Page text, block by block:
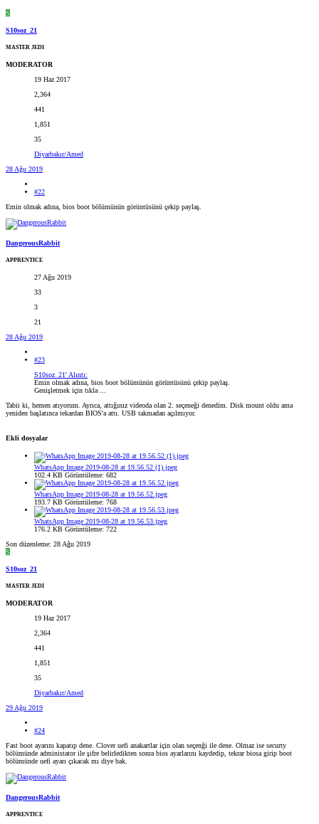
S
S10soz_21
MASTER JEDI
MODERATOR
19 Haz 2017
2,364
441
1,851
35
Diyarbakır/Amed
28 Ağu 2019
#22
Emin olmak adına, bios boot bölümünün görüntüsünü çekip paylaş.
DangerousRabbit
APPRENTICE
27 Ağu 2019
33
3
21
28 Ağu 2019
#23
S10soz_21' Alıntı:
Emin olmak adına, bios boot bölümünün görüntüsünü çekip paylaş.
Genişletmek için tıkla ...
Tabii ki, hemen atıyorum. Ayrıca, attığınız videoda olan 2. seçeneği denedim. Disk mount oldu ama
yeniden başlatınca tekardan BIOS'a attı. USB takmadan açılmıyor.
Ekli dosyalar
WhatsApp Image 2019-08-28 at 19.56.52 (1).jpeg
102.4 KB Görüntüleme: 682
WhatsApp Image 2019-08-28 at 19.56.52.jpeg
193.7 KB Görüntüleme: 768
WhatsApp Image 2019-08-28 at 19.56.53.jpeg
176.2 KB Görüntüleme: 722
Son düzenleme: 28 Ağu 2019
S
S10soz_21
MASTER JEDI
MODERATOR
19 Haz 2017
2,364
441
1,851
35
Diyarbakır/Amed
29 Ağu 2019
#24
Fast boot ayarını kapatıp dene. Clover uefi anakartlar için olan seçenği ile dene. Olmaz ise securty
bölümünde administator ile şifre belirledikten sonra bios ayarlarını kaydedip, tekrar biosa girip boot
bölümünde uefi ayarı çıkacak mı diye bak.
DangerousRabbit
APPRENTICE